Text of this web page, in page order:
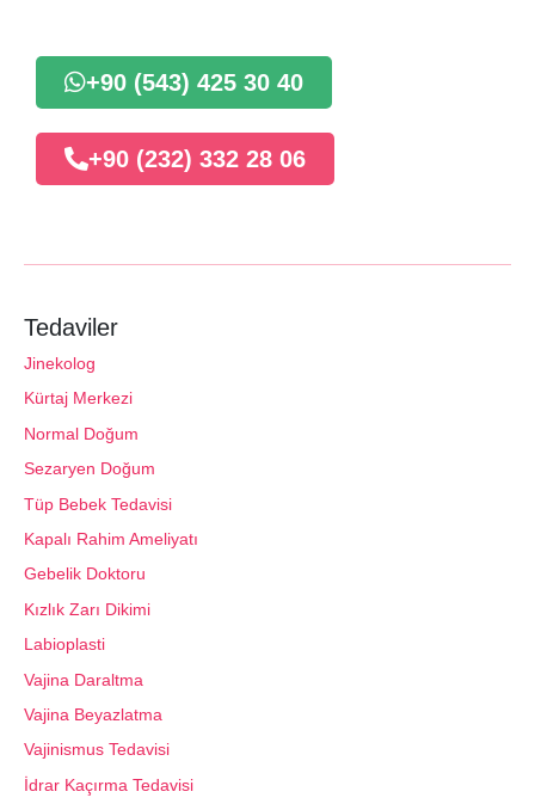
+90 (543) 425 30 40
+90 (232) 332 28 06
Tedaviler
Jinekolog
Kürtaj Merkezi
Normal Doğum
Sezaryen Doğum
Tüp Bebek Tedavisi
Kapalı Rahim Ameliyatı
Gebelik Doktoru
Kızlık Zarı Dikimi
Labioplasti
Vajina Daraltma
Vajina Beyazlatma
Vajinismus Tedavisi
İdrar Kaçırma Tedavisi